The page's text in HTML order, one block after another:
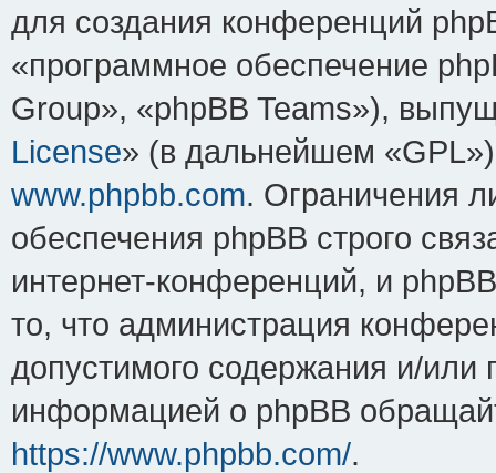
для создания конференций
«программное обеспечение
Group», «phpBB Teams»),
License» (в дальнейшем
www.phpbb.com. Ограничения
обеспечения phpBB строго
интернет-конференций, и
то, что администрация
допустимого содержания и/
информацией о phpBB
https://www.phpbb.com/.